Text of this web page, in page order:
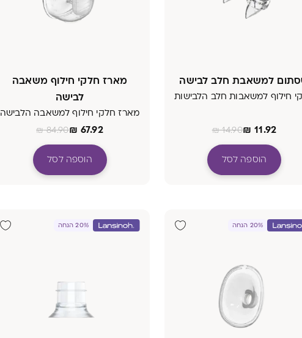
למשאבת חלב לבישה
חילוף למשאבות חלב הלבישות
₪ 11.92
₪14.90
הוספה לסל
מארז חלקי חילוף משאבה
לבישה
מארז חלקי חילוף למשאבה הלבישה
₪ 67.92
₪84.90
הוספה לסל
20% הנחה 20% הנחה